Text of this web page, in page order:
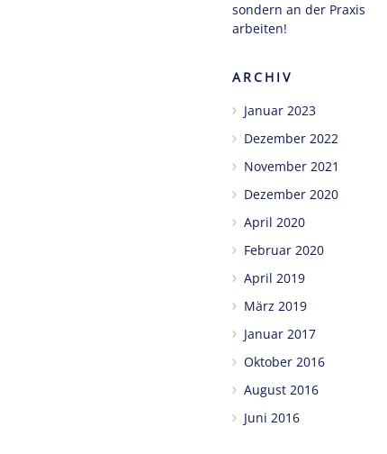
sondern an der Praxis
arbeiten!
ARCHIV
Januar 2023
Dezember 2022
November 2021
Dezember 2020
April 2020
Februar 2020
April 2019
März 2019
Januar 2017
Oktober 2016
August 2016
Juni 2016